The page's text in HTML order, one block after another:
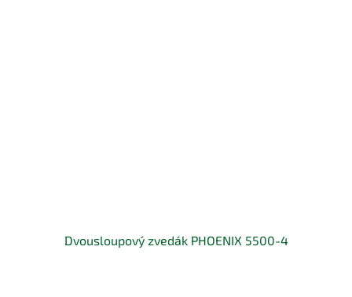
Dvousloupový zvedák PHOENIX 5500-4